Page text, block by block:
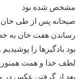
مشخص شده بود
صبحانه پس از طی خان
رساندن هفت خان به
لطف خدا و همت
بعد از گرفتن عکس در